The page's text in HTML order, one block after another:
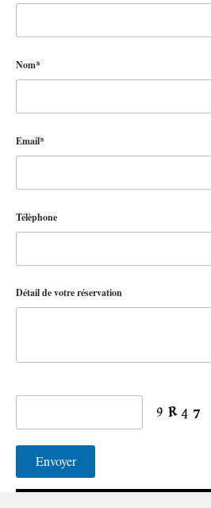
Nom*
Email*
Télèphone
Détail de votre réservation